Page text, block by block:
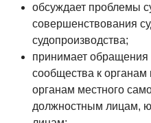
обсуждает проблемы
совершенствования
судопроизводства;
принимает обращения
сообщества к органам
органам местного
должностным лицам,